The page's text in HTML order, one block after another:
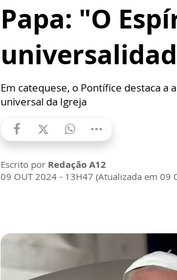
Papa: "O
Em catequese, o Pontífice destaca a
universal da Igreja
Escrito por Redação A12
09 OUT 2024 - 13H47 (Atualizada em 09